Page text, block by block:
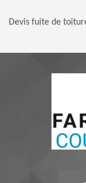
Devis fuite de